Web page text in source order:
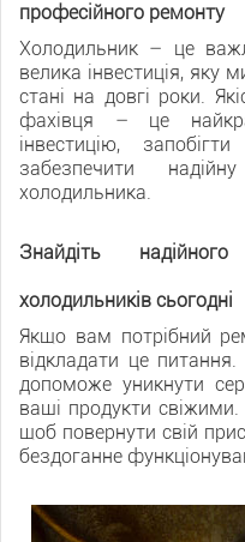
професійного ремонту
Холодильник – це
велика інвестиція, яку
стані на довгі роки.
фахівця – це
інвестицію,
забезпечити
холодильника.
Знайдіть
холодильників сьогодні
Якщо вам потрібний
відкладати це
допоможе уникнути
ваші продукти свіжими.
щоб повернути свій
бездоганне